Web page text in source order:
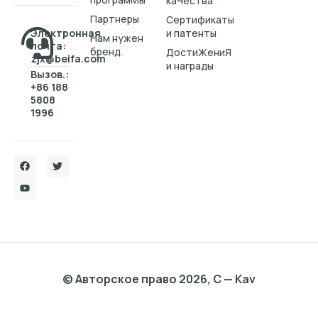
Электронная
почта:
zjx@beifa.com
Вызов.:
+86 188
5808
1996
Партнеры
Нам нужен
бренд.
Cертификаты
и патенты
ДостиЖениЯ
и награды
© Авторское право 2026, C — Kav